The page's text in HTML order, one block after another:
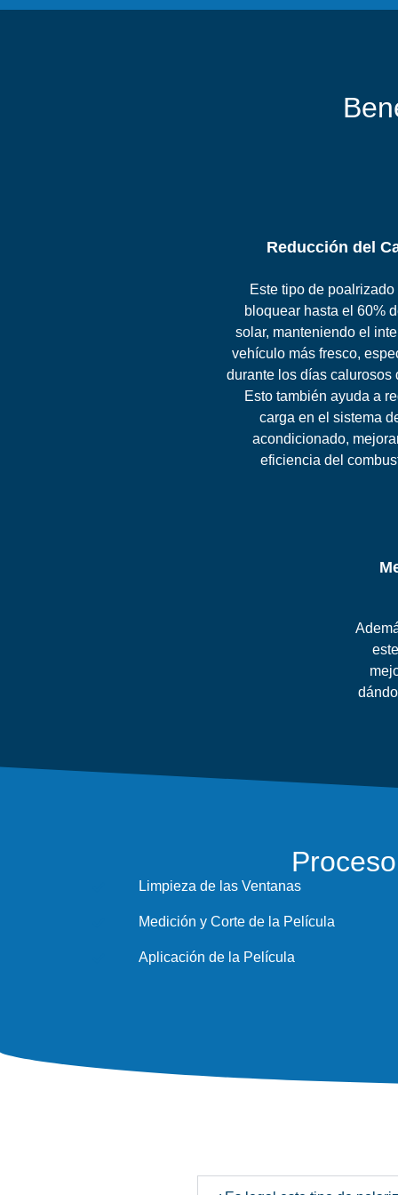
Reducción del
Este tipo de
bloquear hasta el 60%
solar, manteniendo el
vehículo más fresco,
durante los días calurosos
Esto también ayuda a
carga en el sistema
acondicionado,
eficiencia del
Limpieza de las Ventanas
Medición y Corte de la Película
Aplicación de la Película